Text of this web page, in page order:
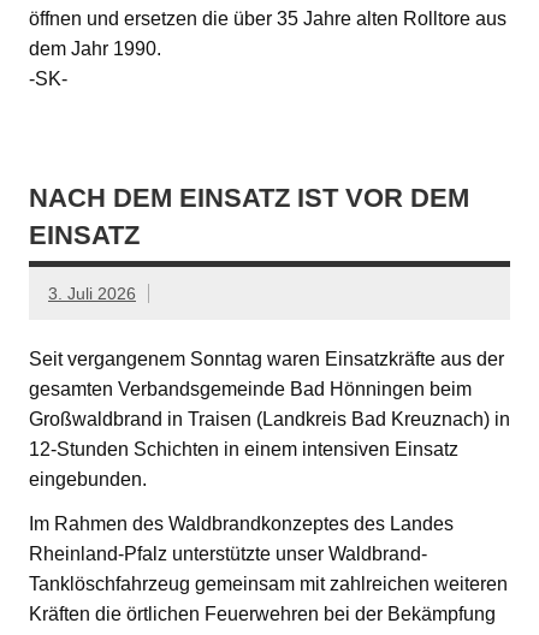
öffnen und ersetzen die über 35 Jahre alten Rolltore aus
dem Jahr 1990.
-SK-
NACH DEM EINSATZ IST VOR DEM
EINSATZ
3. Juli 2026
Seit vergangenem Sonntag waren Einsatzkräfte aus der
gesamten Verbandsgemeinde Bad Hönningen beim
Großwaldbrand in Traisen (Landkreis Bad Kreuznach) in
12-Stunden Schichten in einem intensiven Einsatz
eingebunden.
Im Rahmen des Waldbrandkonzeptes des Landes
Rheinland-Pfalz unterstützte unser Waldbrand-
Tanklöschfahrzeug gemeinsam mit zahlreichen weiteren
Kräften die örtlichen Feuerwehren bei der Bekämpfung